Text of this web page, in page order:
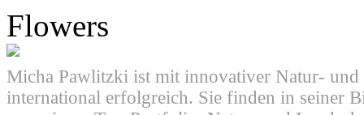
Flowers
Micha Pawlitzki ist mit innovativer Natur-
international erfolgreich. Sie finden in seiner